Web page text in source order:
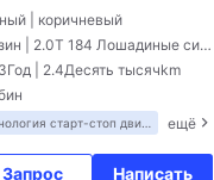
M
| коричневый
| 2.0T 184 Лошадиные сил
| 2.4Десять тысячkm
старт-стоп двиг
предупреждения о
ещё
Запрос Написать